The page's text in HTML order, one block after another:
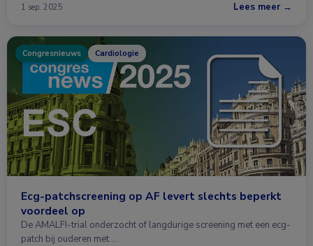
1 sep. 2025 Lees meer →
Congresnieuws Cardiologie
Ecg-patchscreening op AF levert slechts beperkt
voordeel op
De AMALFI-trial onderzocht of langdurige screening met een ecg-
patch bij ouderen met …